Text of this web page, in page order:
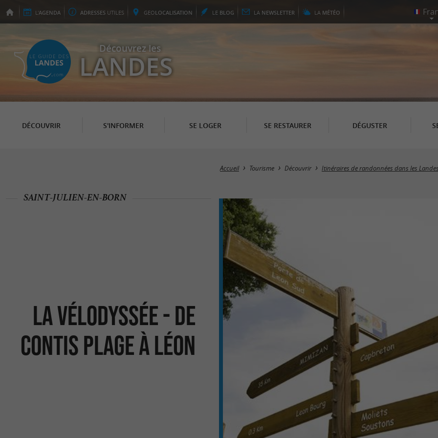
L'AGENDA ADRESSES UTILES GEOLOCALISATION LE BLOG LA NEWSLETTER LA MÉTÉO
Découvrez les
LANDES
DÉCOUVRIR S'INFORMER SE LOGER SE RESTAURER DÉGUSTER
Accueil Tourisme Découvrir Itinéraires de randonnées dans les
La Vélodyssée - De
Contis Plage à Léon
SAINT-JULIEN-EN-BORN